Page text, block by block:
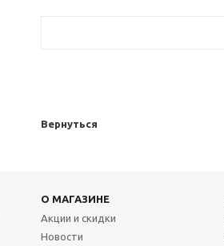
Вернуться
О МАГАЗИНЕ
Акции и скидки
Новости